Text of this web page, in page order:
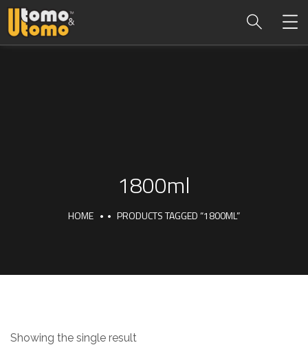
1800ml
HOME PRODUCTS TAGGED “1800ML”
Showing the single result